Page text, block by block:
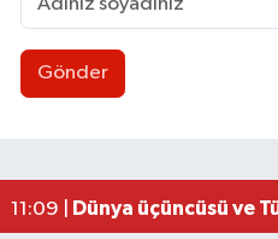
Gönder
23:02 |Ereğli’de feci kaza:
11:09 | Dünya üçüncüsü ve